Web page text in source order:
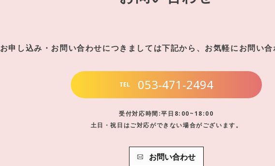
お申し込み・お問い合わせにつきましては下記から、お気軽にお問い合
TEL 053-471-2494
受付対応時間:平日8:00~18:00
土日・祝日はご対応ができない場合がございます。
お問い合わせ